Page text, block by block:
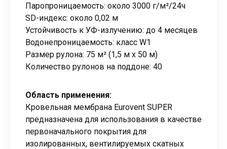
Паропроницаемость: около 3000 г/м²/24ч
SD-индекс: около 0,02 м
Устойчивость к УФ-излучению: до 4 месяцев
Водонепроницаемость: класс W1
Размер рулона: 75 м² (1,5 м x 50 м)
Количество рулонов на поддоне: 40
Область применения:
Кровельная мембрана Eurovent SUPER
предназначена для использования в качестве
первоначального покрытия для
изолированных, вентилируемых скатных